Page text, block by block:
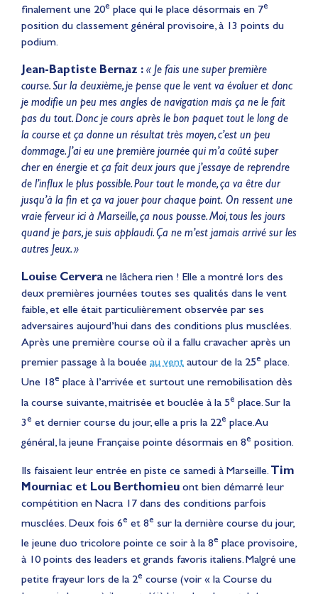
finalement une 20e place qui le place désormais en 7e
position du classement général provisoire, à 13 points du
podium.
Jean-Baptiste Bernaz : « Je fais une super première
course. Sur la deuxième, je pense que le vent va évoluer et donc
je modifie un peu mes angles de navigation mais ça ne le fait
pas du tout. Donc je cours après le bon paquet tout le long de
la course et ça donne un résultat très moyen, c’est un peu
dommage. J’ai eu une première journée qui m’a coûté super
cher en énergie et ça fait deux jours que j’essaye de reprendre
de l’influx le plus possible. Pour tout le monde, ça va être dur
jusqu’à la fin et ça va jouer pour chaque point. On ressent une
vraie ferveur ici à Marseille, ça nous pousse. Moi, tous les jours
quand je pars, je suis applaudi. Ça ne m’est jamais arrivé sur les
autres Jeux. »
Louise Cervera ne lâchera rien ! Elle a montré lors des
deux premières journées toutes ses qualités dans le vent
faible, et elle était particulièrement observée par ses
adversaires aujourd’hui dans des conditions plus musclées.
Après une première course où il a fallu cravacher après un
premier passage à la bouée au vent autour de la 25e place.
Une 18e place à l’arrivée et surtout une remobilisation dès
la course suivante, maitrisée et bouclée à la 5e place. Sur la
3e et dernier course du jour, elle a pris la 22e place. Au
général, la jeune Française pointe désormais en 8e position.
Ils faisaient leur entrée en piste ce samedi à Marseille. Tim
Mourniac et Lou Berthomieu ont bien démarré leur
compétition en Nacra 17 dans des conditions parfois
musclées. Deux fois 6e et 8e sur la dernière course du jour,
le jeune duo tricolore pointe ce soir à la 8e place provisoire,
à 10 points des leaders et grands favoris italiens. Malgré une
petite frayeur lors de la 2e course (voir « la Course du